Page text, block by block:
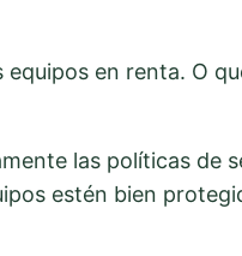
en renta. O
las políticas de
estén bien